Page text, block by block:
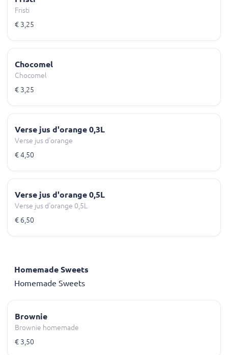
Fristi
€ 3,25
Chocomel
Chocomel
€ 3,25
Verse jus d'orange 0,3L
Verse jus d'orange
€ 4,50
Verse jus d'orange 0,5L
Verse jus d'orange 0,5L
€ 6,50
Homemade Sweets
Homemade Sweets
Brownie
Brownie homemade
€ 3,50